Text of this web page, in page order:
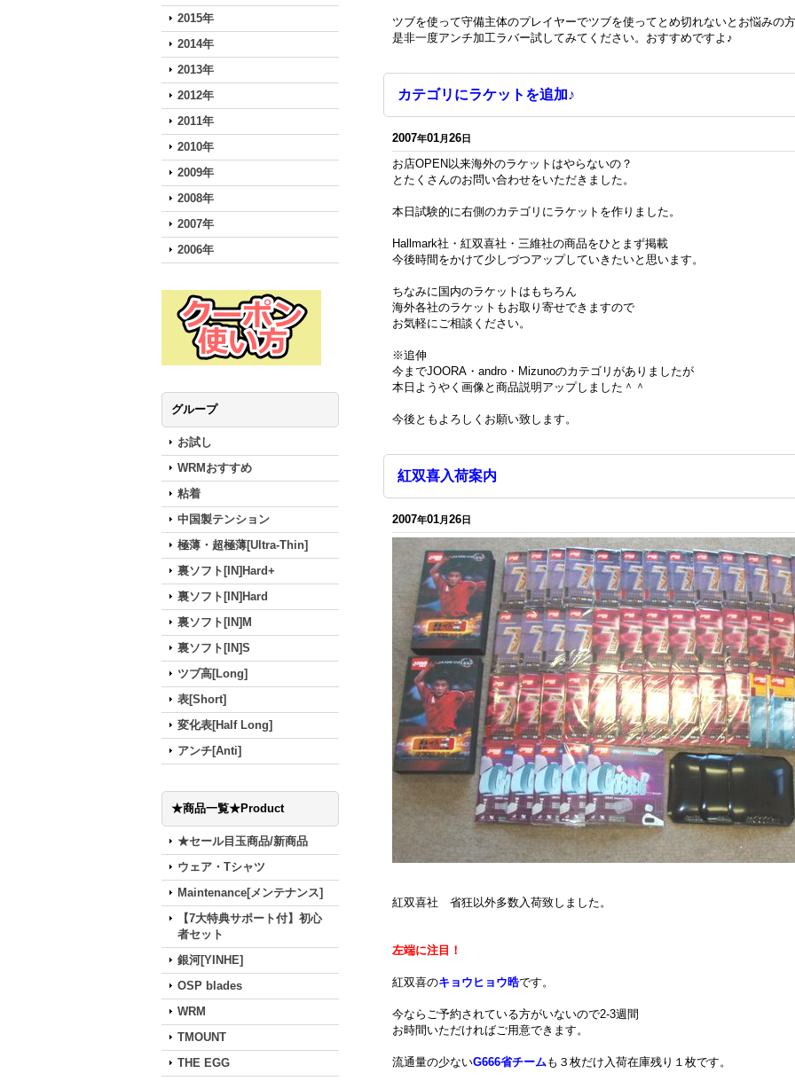
2015年
2014年
2013年
2012年
2011年
2010年
2009年
2008年
2007年
2006年
グループ
お試し
WRMおすすめ
粘着
中国製テンション
極薄・超極薄[Ultra-Thin]
裏ソフト[IN]Hard+
裏ソフト[IN]Hard
裏ソフト[IN]M
裏ソフト[IN]S
ツブ高[Long]
表[Short]
変化表[Half Long]
アンチ[Anti]
★商品一覧★Product
★セール目玉商品/新商品
ウェア・Tシャツ
Maintenance[メンテナンス]
【7大特典サポート付】初心
者セット
銀河[YINHE]
OSP blades
WRM
TMOUNT
THE EGG
ツブを使って守備主体のプレイヤーでツブを使ってとめ切れないとお悩みの
是非一度アンチ加工ラバー試してみてください。おすすめですよ♪
カテゴリにラケットを追加♪
2007年01月26日
お店OPEN以来海外のラケットはやらないの？
とたくさんのお問い合わせをいただきました。
本日試験的に右側のカテゴリにラケットを作りました。
Hallmark社・紅双喜社・三維社の商品をひとまず掲載
今後時間をかけて少しづつアップしていきたいと思います。
ちなみに国内のラケットはもちろん
海外各社のラケットもお取り寄せできますので
お気軽にご相談ください。
※追伸
今までJOORA・andro・Mizunoのカテゴリがありましたが
本日ようやく画像と商品説明アップしました＾＾
今後ともよろしくお願い致します。
紅双喜入荷案内
2007年01月26日
紅双喜社 省狂以外多数入荷致しました。
左端に注目！
紅双喜のキョウヒョウ晧です。
今ならご予約されている方がいないので2-3週間
お時間いただければご用意できます。
流通量の少ないG666省チームも３枚だけ入荷在庫残り１枚です。